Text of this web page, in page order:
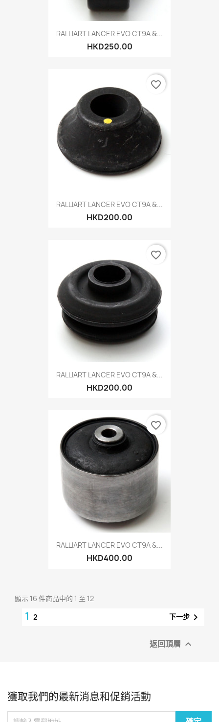
RALLIART LANCER EVO CT9A &...
HKD250.00
RALLIART LANCER EVO CT9A &...
HKD200.00
favorite_border
RALLIART LANCER EVO CT9A &...
HKD200.00
favorite_border
RALLIART LANCER EVO CT9A &...
HKD400.00
favorite_border
顯示 16 件商品中的 1 至 12
1 2 下一步 
返回頂層 
獲取我們的最新消息和促銷活動